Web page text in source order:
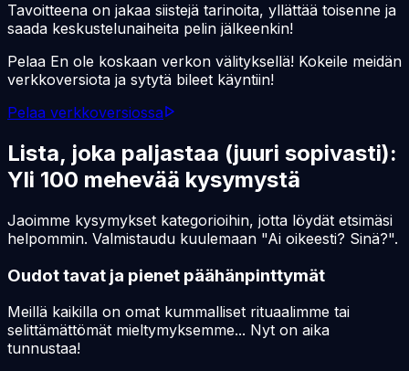
Tavoitteena on jakaa siistejä tarinoita, yllättää toisenne ja
saada keskustelunaiheita pelin jälkeenkin!
Pelaa En ole koskaan verkon välityksellä! Kokeile meidän
verkkoversiota ja sytytä bileet käyntiin!
Pelaa verkkoversiossa
Lista, joka paljastaa (juuri sopivasti):
Yli 100 mehevää kysymystä
Jaoimme kysymykset kategorioihin, jotta löydät etsimäsi
helpommin. Valmistaudu kuulemaan "Ai oikeesti? Sinä?".
Oudot tavat ja pienet päähänpinttymät
Meillä kaikilla on omat kummalliset rituaalimme tai
selittämättömät mieltymyksemme... Nyt on aika
tunnustaa!